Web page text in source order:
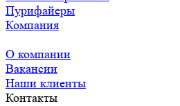
Пурифайеры
Компания
О компании
Вакансии
Наши клиенты
Контакты